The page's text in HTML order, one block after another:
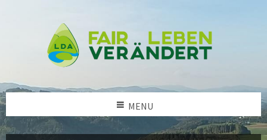
MENU